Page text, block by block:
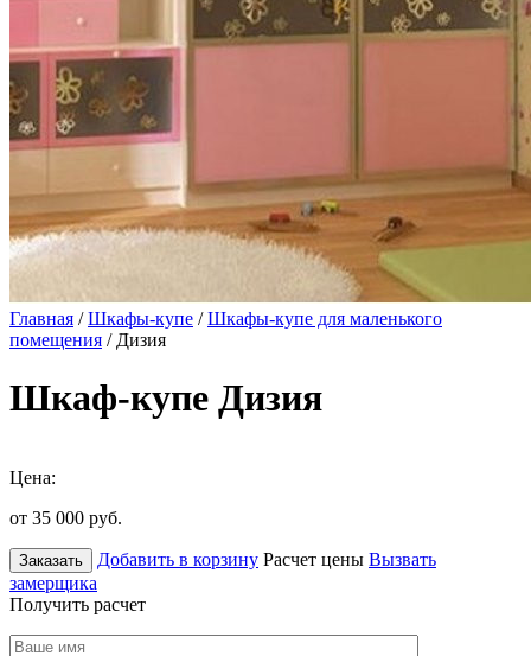
Главная /Шкафы-купе /Шкафы-купе для маленького
помещения / Дизия
Шкаф-купе Дизия
Цена:
от 35 000 руб.
Заказать Добавить в корзину Расчет цены Вызвать
замерщика
Получить расчет